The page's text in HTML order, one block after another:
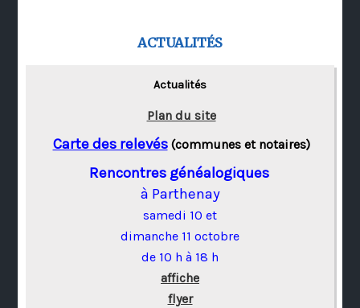
ACTUALITÉS
Actualités
Plan du site
Carte des relevés(communes et notaires)
Rencontres généalogiques
à Parthenay
samedi 10 et
dimanche 11 octobre
de 10 h à 18 h
affiche
flyer